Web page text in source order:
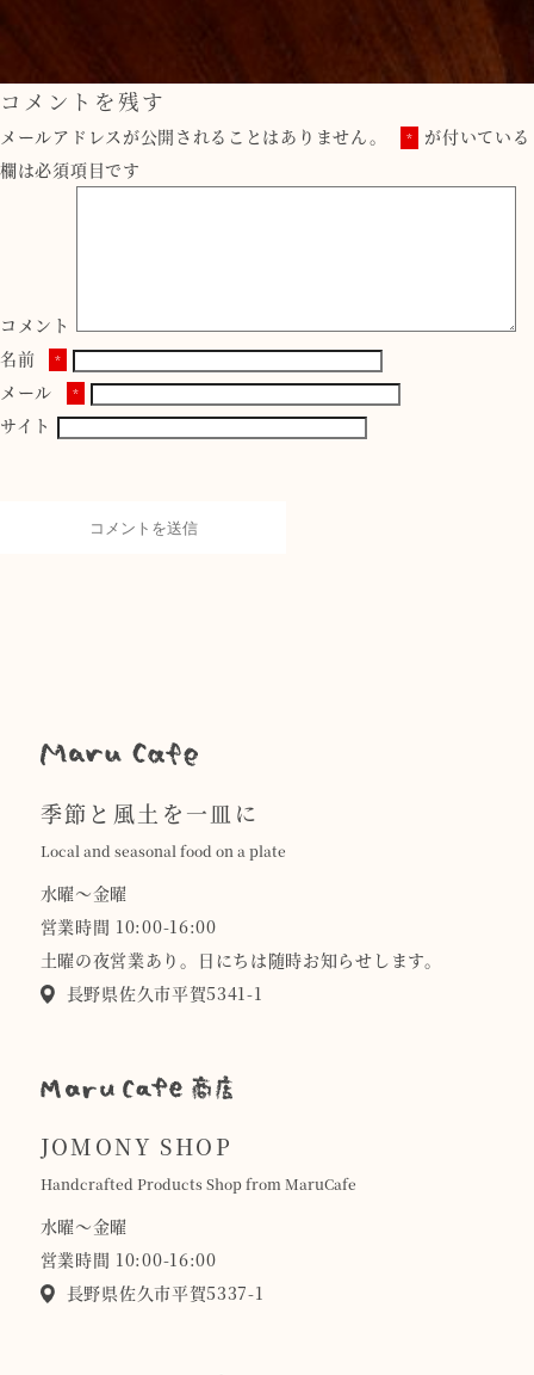
コメントを残す
メールアドレスが公開されることはありません。 *
が付いている
欄は必須項目です
コメント
名前
*
メール *
サイト
季節と風土を一皿に
Local and seasonal food on a plate
水曜〜金曜
営業時間 10:00-16:00
土曜の夜営業あり。日にちは随時お知らせします。
長野県佐久市平賀5341-1
JOMONY SHOP
Handcrafted Products Shop from MaruCafe
水曜〜金曜
営業時間 10:00-16:00
長野県佐久市平賀5337-1